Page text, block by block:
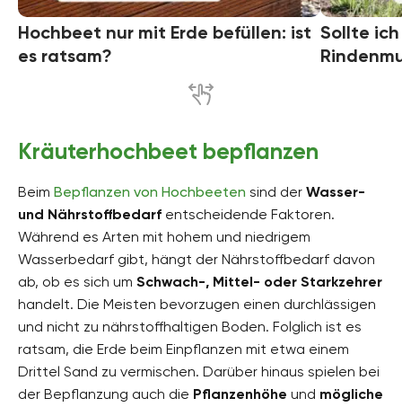
Hochbeet nur mit Erde befüllen: ist
es ratsam?
Sollte
Kräuterhochbeet bepflanzen
Beim Bepflanzen von Hochbeeten sind der Wasser-
und Nährstoffbedarf entscheidende Faktoren.
Während es Arten mit hohem und niedrigem
Wasserbedarf gibt, hängt der Nährstoffbedarf davon
ab, ob es sich um Schwach-, Mittel- oder Starkzehrer
handelt. Die Meisten bevorzugen einen durchlässigen
und nicht zu nährstoffhaltigen Boden. Folglich ist es
ratsam, die Erde beim Einpflanzen mit etwa einem
Drittel Sand zu vermischen. Darüber hinaus spielen bei
der Bepflanzung auch die Pflanzenhöhe und mögliche